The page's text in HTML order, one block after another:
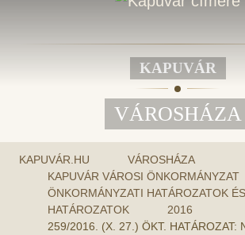
KAPUVÁR
VÁROSHÁZA
KAPUVÁR.HU
VÁROSHÁZA
KAPUVÁR VÁROSI ÖNKORMÁNYZAT
ÖNKORMÁNYZATI HATÁROZATOK
HATÁROZATOK
2016
259/2016. (X. 27.) ÖKT. HATÁROZAT: